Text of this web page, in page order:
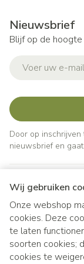
Wij gebruiken
Onze webshop
cookies. Deze
te laten
soorten cookies;
cookies te
Nieuwsbrief
Blijf op de
Door op
nieuwsbrief en